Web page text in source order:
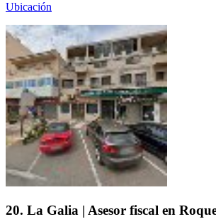
Ubicación
20. La Galia | Asesor fiscal en